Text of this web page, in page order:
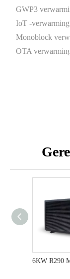
GWP3
IoT -
Monoblock
OTA